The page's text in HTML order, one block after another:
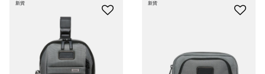
新貨 新貨